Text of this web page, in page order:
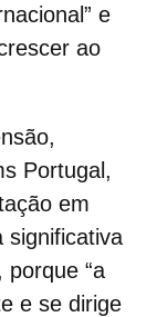
e
ao
Portugal,
em
significativa
porque “a
e se dirige